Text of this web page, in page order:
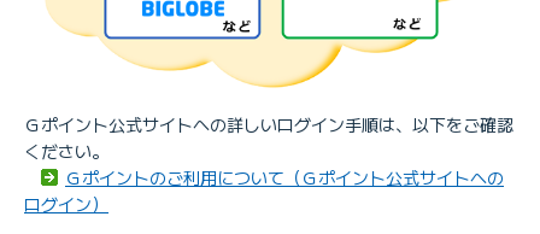
Ｇポイント公式サイトへの詳しいログイン手順は、以下をご確認
ください。
Ｇポイントのご利用について（Ｇポイント公式サイトへの
ログイン）